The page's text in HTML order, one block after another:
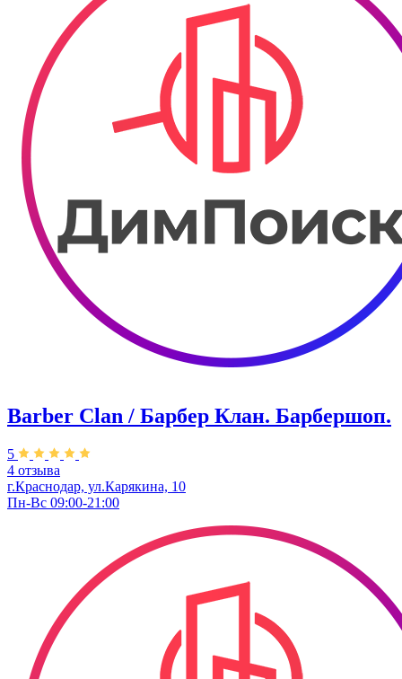
Barber Clan / Барбер Клан. ​Барбершоп.
5
4 отзыва
г.Краснодар, ул.Карякина, 10
Пн-Вс 09:00-21:00